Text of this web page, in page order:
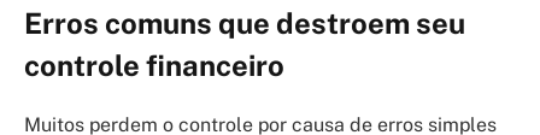
Erros comuns que destroem seu
controle financeiro
Muitos perdem o controle por causa de erros simples